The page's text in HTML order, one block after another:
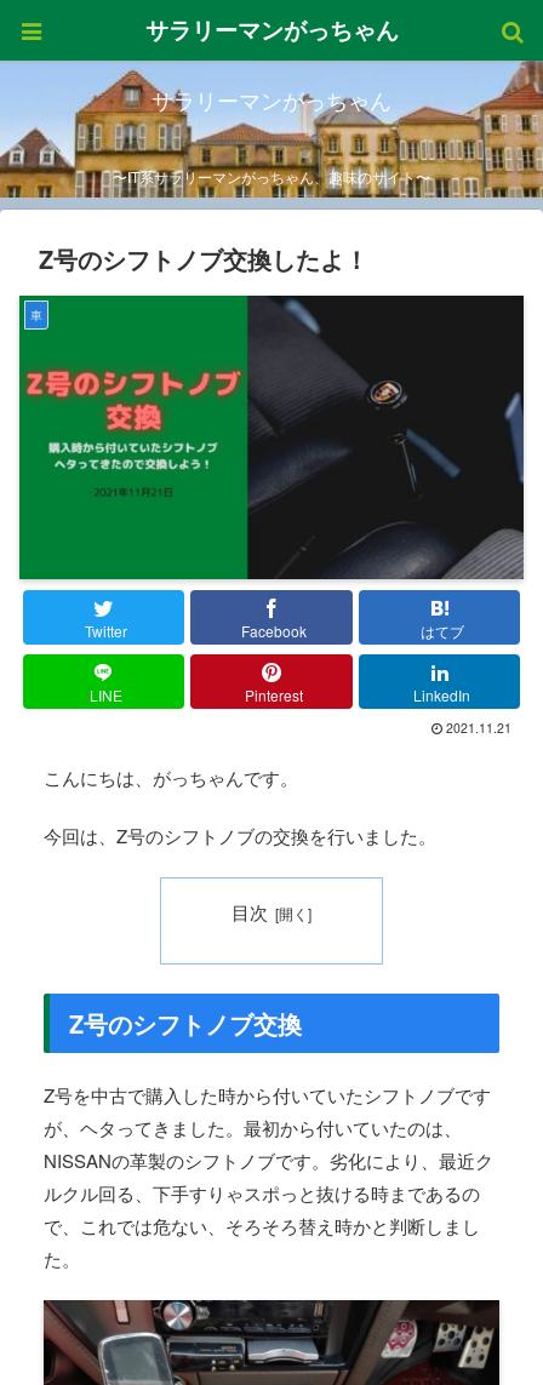
サラリーマンがっちゃん
〜IT系サラリーマンがっちゃん、趣味のサイト〜
Z号のシフトノブ交換したよ！
車
Twitter Facebook はてブ
LINE Pinterest LinkedIn
2021.11.21
こんにちは、がっちゃんです。
今回は、Z号のシフトノブの交換を行いました。
目次
Z号のシフトノブ交換
Z号を中古で購入した時から付いていたシフトノブです
が、ヘタってきました。最初から付いていたのは、
NISSANの革製のシフトノブです。劣化により、最近ク
ルクル回る、下手すりゃスポっと抜ける時まであるの
で、これでは危ない、そろそろ替え時かと判断しまし
た。
サラリーマンがっちゃん